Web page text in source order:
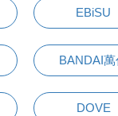
EBiSU
BANDAI萬
DOVE